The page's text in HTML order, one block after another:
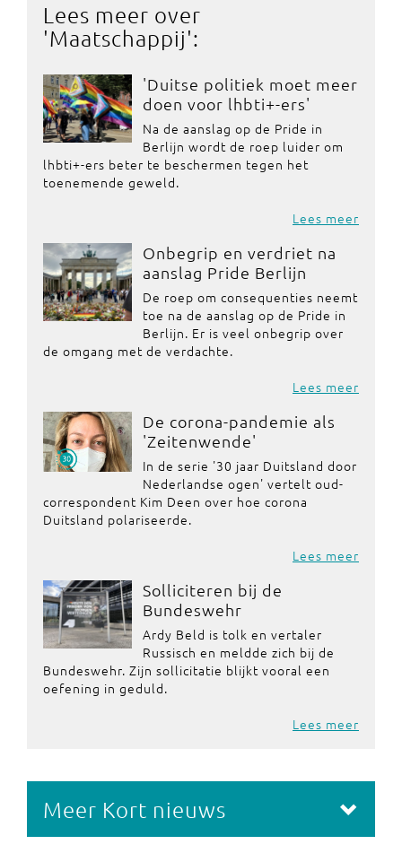
Lees meer over
'Maatschappij':
'Duitse politiek moet meer
doen voor lhbti+-ers'
Na de aanslag op de Pride in
Berlijn wordt de roep luider om
lhbti+-ers beter te beschermen tegen het
toenemende geweld.
Lees meer
Onbegrip en verdriet na
aanslag Pride Berlijn
De roep om consequenties neemt
toe na de aanslag op de Pride in
Berlijn. Er is veel onbegrip over
de omgang met de verdachte.
Lees meer
De corona-pandemie als
'Zeitenwende'
In de serie '30 jaar Duitsland door
Nederlandse ogen' vertelt oud-
correspondent Kim Deen over hoe corona
Duitsland polariseerde.
Lees meer
Solliciteren bij de
Bundeswehr
Ardy Beld is tolk en vertaler
Russisch en meldde zich bij de
Bundeswehr. Zijn sollicitatie blijkt vooral een
oefening in geduld.
Lees meer
Meer Kort nieuws